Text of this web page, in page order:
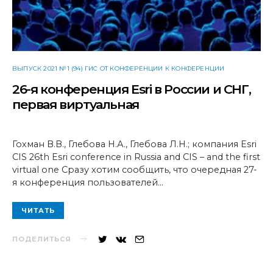
ВЫПУСК 2021 №1 (94) ГИС ОТ КОНФЕРЕНЦИИ К КОНФЕРЕНЦИИ
26-я конференция Esri в России и СНГ,
первая виртуальная
Гохман В.В., Глебова Н.А., Глебова Л.Н.; компания Esri
CIS 26th Esri conference in Russia and CIS – and the first
virtual one Сразу хотим сообщить, что очередная 27-
я конференция пользователей…
ЧИТАТЬ
ПОДЕЛИТЬСЯ